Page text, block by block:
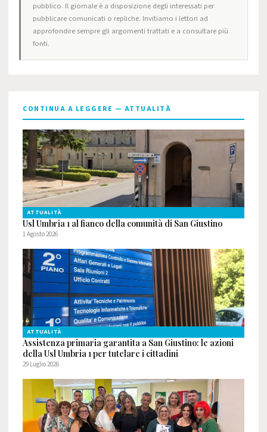
pubblico. Il giornale è a disposizione degli interessati per
pubblicare comunicati o repliche. Invitiamo i lettori ad
approfondire sempre gli argomenti trattati e a consultare più
fonti.
CONTINUA A LEGGERE — ATTUALITÀ
ATTUALITÀ
Usl Umbria 1 al fianco della comunità di San Giustino
1 Agosto 2026
ATTUALITÀ
Assistenza primaria garantita a San Giustino: le azioni
della Usl Umbria 1 per tutelare i cittadini
29 Luglio 2026